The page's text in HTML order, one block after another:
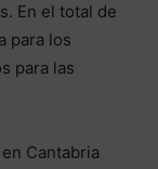
En el total de
para los
para las
Cantabria